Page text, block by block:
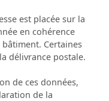
est placée sur la
en cohérence
Certaines
délivrance postale.
de ces données,
de la